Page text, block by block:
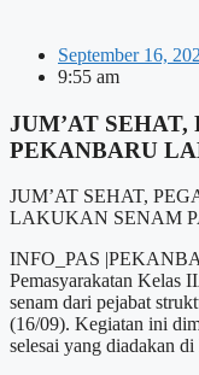
September 16,
9:55 am
JUM’AT SEHAT,
PEKANBARU
JUM’AT SEHAT,
LAKUKAN SENAM
INFO_PAS
Pemasyarakatan Kelas
senam dari pejabat
(16/09). Kegiatan ini
selesai yang diadakan